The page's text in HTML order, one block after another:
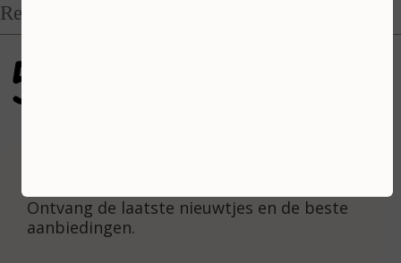
Recensies
5
Ontvang de laatste nieuwtjes en de beste
aanbiedingen.